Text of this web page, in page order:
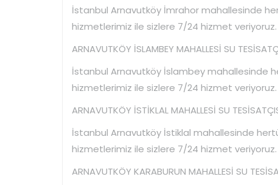
İstanbul Arnavutköy İmrahor mahallesinde
hizmetlerimiz ile sizlere 7/24 hizmet veriyoruz.
ARNAVUTKÖY İSLAMBEY MAHALLESİ SU
İstanbul Arnavutköy İslambey mahallesinde
hizmetlerimiz ile sizlere 7/24 hizmet veriyoruz.
ARNAVUTKÖY İSTİKLAL MAHALLESİ SU
İstanbul Arnavutköy İstiklal mahallesinde
hizmetlerimiz ile sizlere 7/24 hizmet veriyoruz.
ARNAVUTKÖY KARABURUN MAHALLESİ SU